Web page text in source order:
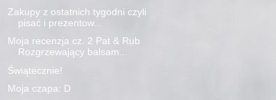
Zakupy z ostatnich tygodni czyli
pisać i prezentow...
Moja recenzja cz. 2 Pat & Rub
Rozgrzewający balsam...
Świątecznie!
Moja czapa: D